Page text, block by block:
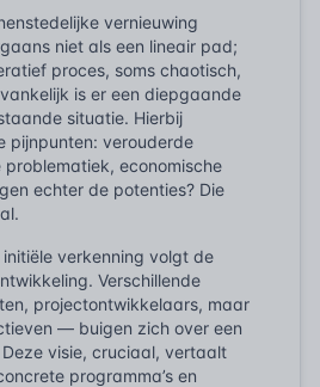
vernieuwing
niet als een lineair pad;
proces, soms chaotisch,
is er een diepgaande
situatie. Hierbij
pijnpunten: verouderde
economische
echter de potenties? Die
verkenning volgt de
Verschillende
projectontwikkelaars, maar
— buigen zich over een
visie, cruciaal, vertaalt
programma’s en